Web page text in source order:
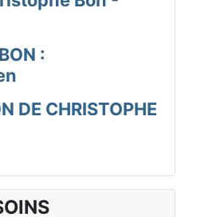
:
DE CHRISTOPHE